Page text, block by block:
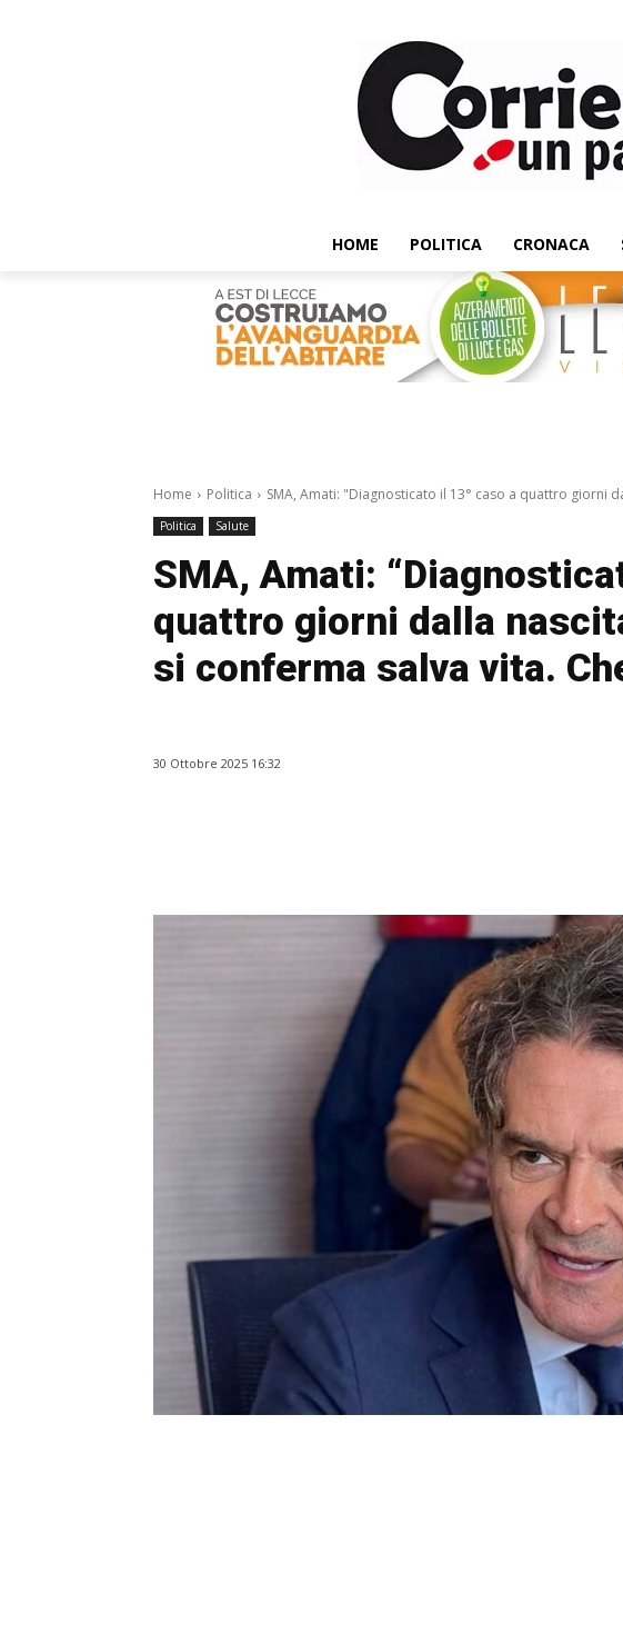
HOME POLITICA CRONACA
Home Politica SMA, Amati: "Diagnosticato il 13° caso a quattro giorni
Politica Salute
SMA, Amati:
quattro giorni dalla
si conferma salva vita.
30 Ottobre 2025 16:32